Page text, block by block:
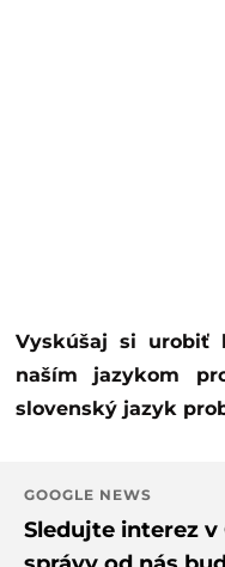
Vyskúšaj si urobiť kvíz, ktorý odhalí, či máš s
naším jazykom
slovenský jazyk
GOOGLE NEWS
Sledujte interez